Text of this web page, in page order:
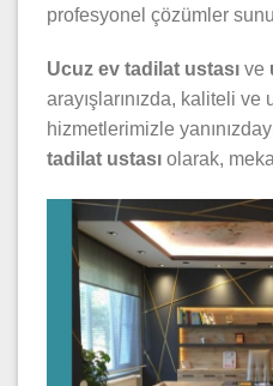
profesyonel çözümler
Ucuz ev tadilat ustası ve
arayışlarınızda, kaliteli ve
hizmetlerimizle
tadilat ustası olarak,